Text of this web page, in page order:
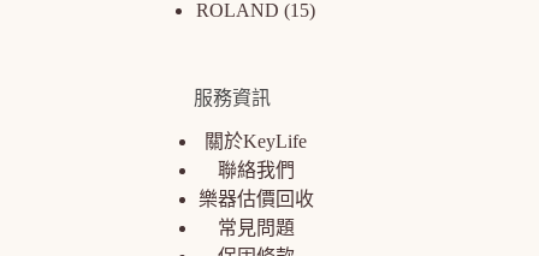
ROLAND
15
服務資訊
關於KeyLife
聯絡我們
樂器估價回收
常見問題